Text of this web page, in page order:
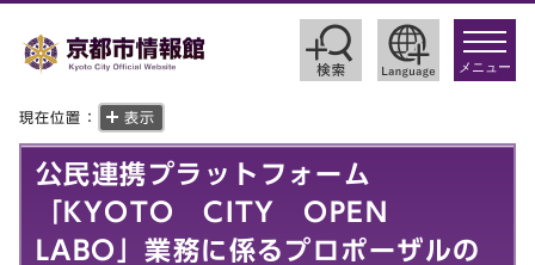
toggle
メニュー
現在位置： 表示
公民連携プラットフォーム
「KYOTO CITY OPEN
LABO」業務に係るプロポーザルの